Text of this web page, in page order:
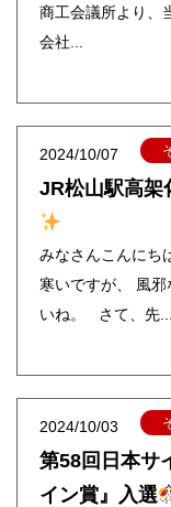
商工会議所より、
会社...
2024/10/07
JR松山駅高架
みなさんこんにち
寒いですが、 風
いね。 さて、先...
2024/10/03
第58回日本サ
イン賞』入選